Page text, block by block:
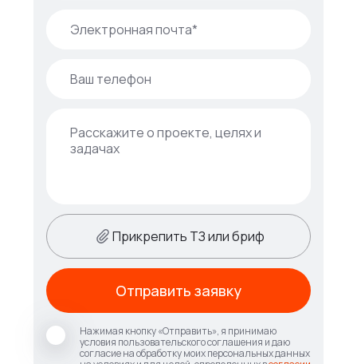
Прикрепить ТЗ или бриф
Нажимая кнопку «Отправить», я принимаю
условия пользовательского соглашения и даю
согласие на обработку моих персональных данных
Отправить заявку